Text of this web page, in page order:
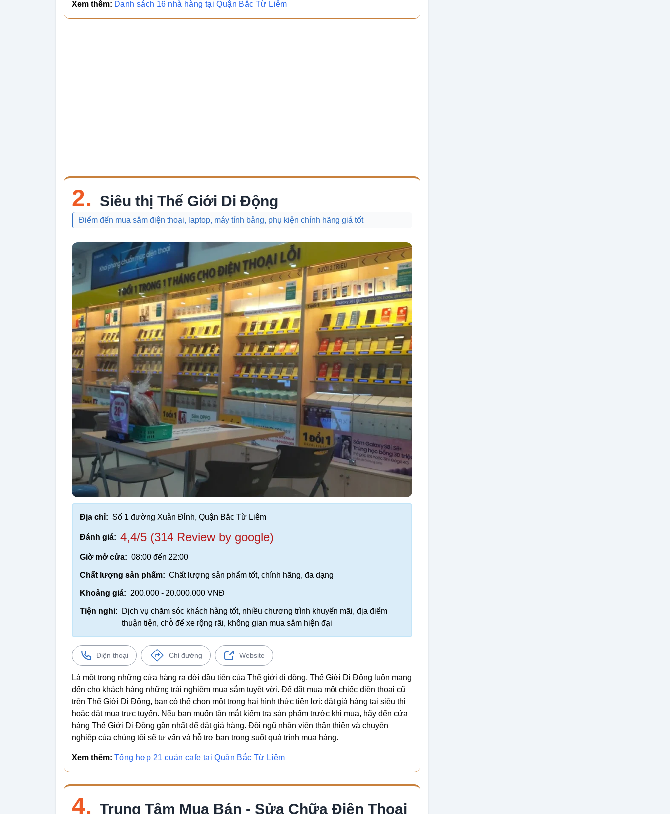
Xem thêm: Danh sách 16 nhà hàng tại Quận Bắc Từ Liêm
2. Siêu thị Thế Giới Di Động
Điểm đến mua sắm điện thoại, laptop, máy tính bảng, phụ kiện chính hãng giá tốt
Địa chỉ: Số 1 đường Xuân Đỉnh, Quận Bắc Từ Liêm
Đánh giá: 4,4/5 (314 Review by google)
Giờ mở cửa: 08:00 đến 22:00
Chất lượng sản phẩm: Chất lượng sản phẩm tốt, chính hãng, đa dạng
Khoảng giá: 200.000 - 20.000.000 VNĐ
Tiện nghi:
Dịch vụ chăm sóc khách hàng tốt, nhiều chương trình khuyến mãi, địa điểm
thuận tiện, chỗ để xe rộng rãi, không gian mua sắm hiện đại
Điện thoại Chỉ đường Website
Là một trong những cửa hàng ra đời đầu tiên của Thế giới di động, Thế Giới Di Động luôn mang
đến cho khách hàng những trải nghiệm mua sắm tuyệt vời. Để đặt mua một chiếc điện thoại cũ
trên Thế Giới Di Động, bạn có thể chọn một trong hai hình thức tiện lợi: đặt giá hàng tại siêu thị
hoặc đặt mua trực tuyến. Nếu bạn muốn tận mắt kiểm tra sản phẩm trước khi mua, hãy đến cửa
hàng Thế Giới Di Động gần nhất để đặt giá hàng. Đội ngũ nhân viên thân thiện và chuyên
nghiệp của chúng tôi sẽ tư vấn và hỗ trợ bạn trong suốt quá trình mua hàng.
Xem thêm: Tổng hợp 21 quán cafe tại Quận Bắc Từ Liêm
4. Trung Tâm Mua Bán - Sửa Chữa Điện Thoại